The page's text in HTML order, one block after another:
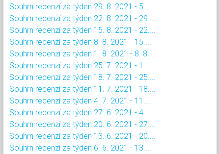
Souhrn recenzí za týden 29. 8. 2021 - 5....
Souhrn recenzí za týden 22. 8. 2021 - 29....
Souhrn recenzí za týden 15. 8. 2021 - 22....
Souhrn recenzí za týden 8. 8. 2021 - 15....
Souhrn recenzí za týden 1. 8. 2021 - 8. 8....
Souhrn recenzí za týden 25. 7. 2021 - 1....
Souhrn recenzí za týden 18. 7. 2021 - 25....
Souhrn recenzí za týden 11. 7. 2021 - 18....
Souhrn recenzí za týden 4. 7. 2021 - 11....
Souhrn recenzí za týden 27. 6. 2021 - 4....
Souhrn recenzí za týden 20. 6. 2021 - 27....
Souhrn recenzí za týden 13. 6. 2021 - 20....
Souhrn recenzí za týden 6. 6. 2021 - 13....